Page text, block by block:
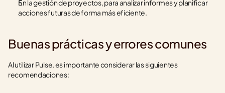
En la gestión de proyectos, para analizar informes y planificar
acciones futuras de forma más eficiente.
Buenas prácticas y errores comunes
Al utilizar Pulse, es importante considerar las siguientes
recomendaciones: